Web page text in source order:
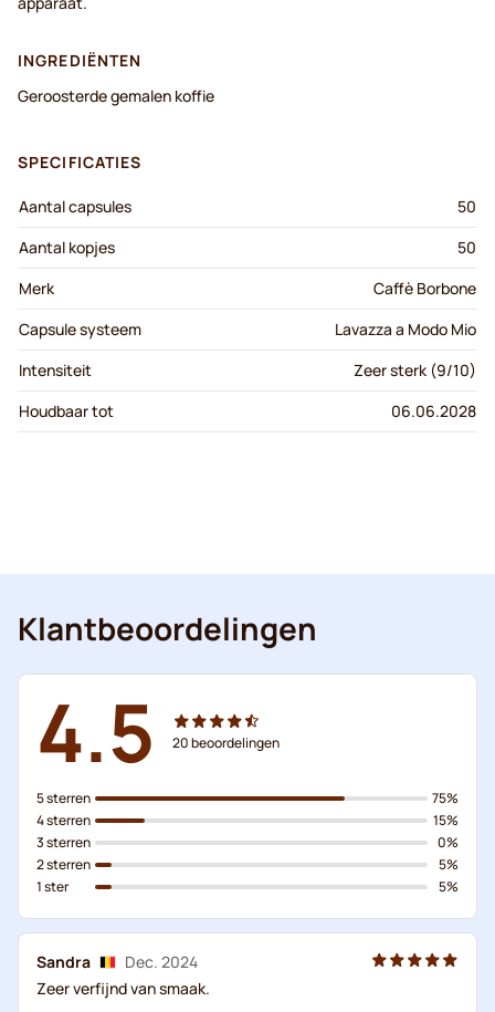
INGREDIËNTEN
Geroosterde gemalen koffie
SPECIFICATIES
Aantal capsules
50
Aantal kopjes
50
Merk
Caffè Borbone
Capsule systeem
Lavazza a Modo Mio
Intensiteit
Zeer sterk (9/10)
Houdbaar tot
06.06.2028
Klantbeoordelingen
4.5 20beoordelingen
5 sterren
4 sterren
3 sterren
2 sterren
1 ster
75%
15%
0%
5%
5%
Sandra
Dec. 2024
Zeer verfijnd van smaak.